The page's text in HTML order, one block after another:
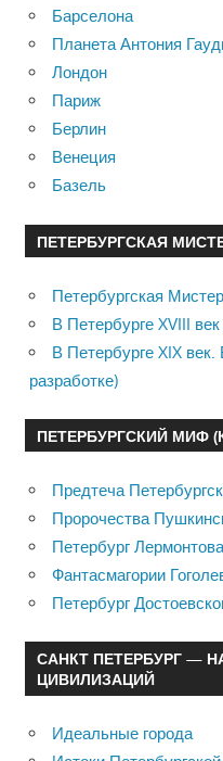
Барселона
Планета Антония
Лондон
Париж
Берлин
Венеция
Базель
ПЕТЕРБУРГСКАЯ
Петербургская
В Петербурге XVIII
В Петербурге XIX
разработке)
ПЕТЕРБУРГСКИЙ МИФ
Предтеча
Пророчества
Петербург
Фантасмагории
Петербург
САНКТ ПЕТЕРБУРГ —
ЦИВИЛИЗАЦИЙ
Идеальные города